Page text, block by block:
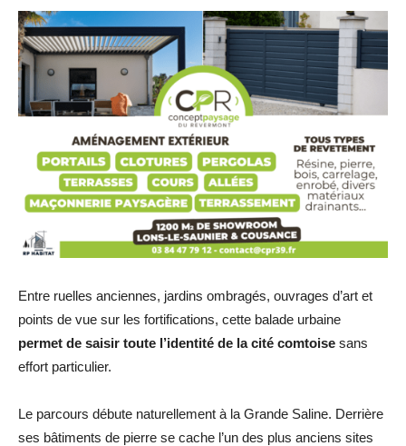
Entre ruelles anciennes, jardins ombragés, ouvrages d’art et
points de vue sur les fortifications, cette balade urbaine
permet de saisir toute l’identité de la cité comtoise sans
effort particulier.
Le parcours débute naturellement à la Grande Saline. Derrière
ses bâtiments de pierre se cache l’un des plus anciens sites